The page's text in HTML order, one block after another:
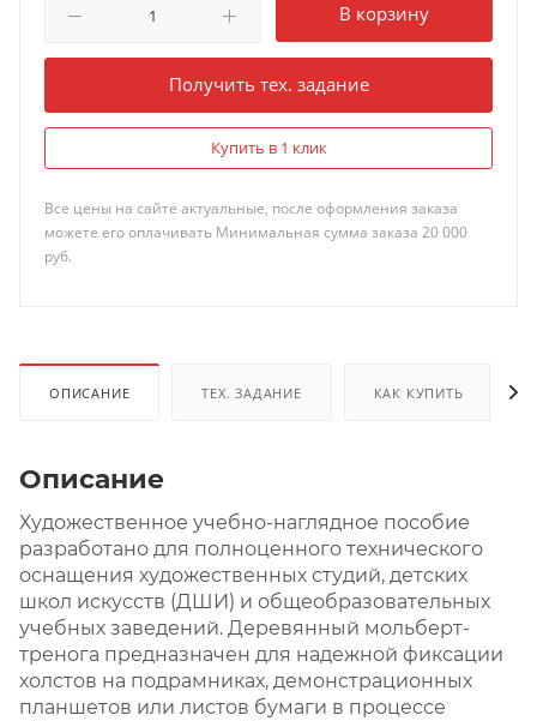
В корзину
Получить тех. задание
Купить в 1 клик
Все цены на сайте актуальные, после оформления заказа
можете его оплачивать Минимальная сумма заказа 20 000
руб.
ОПИСАНИЕ ТЕХ. ЗАДАНИЕ КАК КУПИТЬ
Описание
Художественное учебно-наглядное пособие
разработано для полноценного технического
оснащения художественных студий, детских
школ искусств (ДШИ) и общеобразовательных
учебных заведений. Деревянный мольберт-
тренога предназначен для надежной фиксации
холстов на подрамниках, демонстрационных
планшетов или листов бумаги в процессе